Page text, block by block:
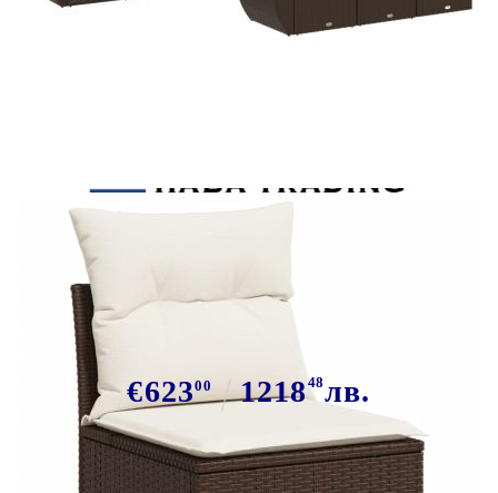
Градински комплект диван с
възглавници 10 части кафяв
полиратан
€62300 121848лв.
В наличност: 78 бр.